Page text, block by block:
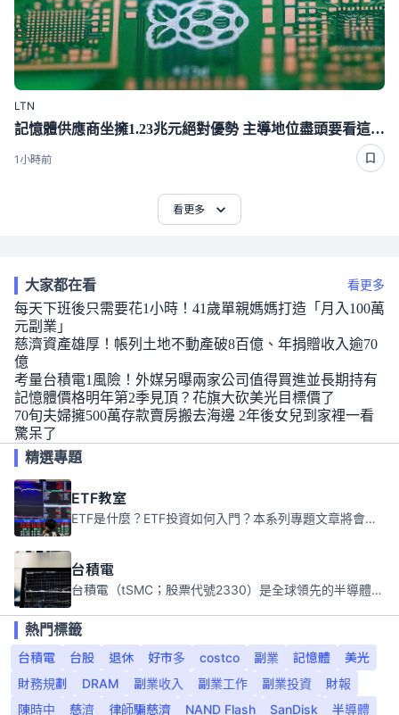
LTN
記憶體供應商坐擁1.23兆元絕對優勢 主導地位盡頭要看這一年
1小時前
看更多
大家都在看 看更多
每天下班後只需要花1小時！41歲單親媽媽打造「月入100萬
元副業」
慈濟資產雄厚！帳列土地不動產破8百億、年捐贈收入逾70
億
考量台積電1風險！外媒另曝兩家公司值得買進並長期持有
記憶體價格明年第2季見頂？花旗大砍美光目標價了
70旬夫婦擁500萬存款賣房搬去海邊 2年後女兒到家裡一看
驚呆了
精選專題
ETF教室
ETF是什麼？ETF投資如何入門？本系列專題文章將會告訴你新手必須知道的ETF基礎知識。
台積電
台積電（tSMC；股票代號2330）是全球領先的半導體代工公司，成立於1987年，總部位於台灣新竹。且已於美國、日本、德國及中國設廠，台積電是全球首家專業積體電路製造服務公司，也是全球最先進和最大規模的半導體代工廠。
熱門標籤
台積電
台股 退休 好市多 costco 副業 記憶體
美光
財務規劃
DRAM 副業收入 副業工作 副業投資
財報
陳時中
慈濟 律師騙慈濟 NAND Flash SanDisk 半導體